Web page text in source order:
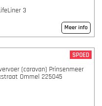
3
Meer info
SPOED
(caravan) Prinsenmeer
Ommel 225045